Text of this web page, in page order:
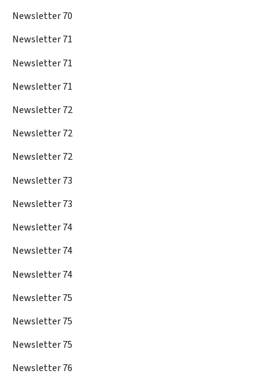
Newsletter 70
Newsletter 71
Newsletter 71
Newsletter 71
Newsletter 72
Newsletter 72
Newsletter 72
Newsletter 73
Newsletter 73
Newsletter 74
Newsletter 74
Newsletter 74
Newsletter 75
Newsletter 75
Newsletter 75
Newsletter 76